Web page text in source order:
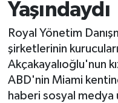
Yaşındaydı
Royal Yönetim
şirketlerinin
Akçakayalıoğlu'nun
ABD'nin Miami
haberi sosyal medya
KÜLTÜR SANAT
MAGAZİN
YEREL